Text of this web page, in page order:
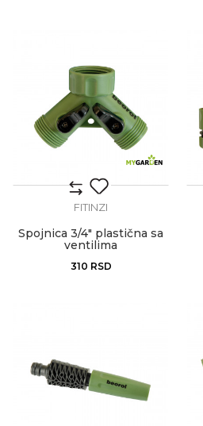
FITINZI
Spojnica 3/4" plastična sa
ventilima
310 RSD